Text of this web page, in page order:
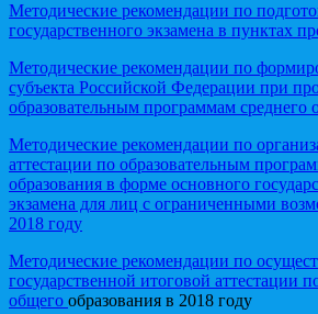
Методические рекомендации по
государственного экзамена в пунктах
Методические рекомендации по
субъекта Российской Федерации при
образовательным программам среднего
Методические рекомендации по
аттестации по образовательным
образования в форме основного
экзамена для лиц с ограниченными
2018 году
Методические рекомендации по
государственной итоговой аттестации
общего образования в 2018 году